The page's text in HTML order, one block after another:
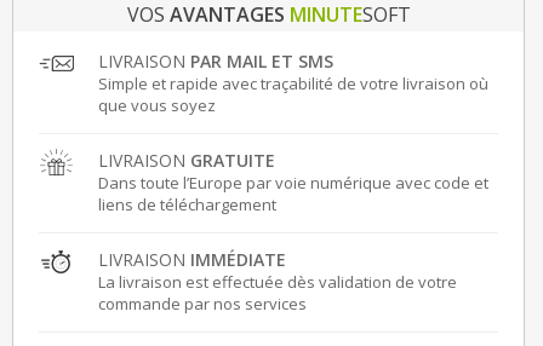
VOS AVANTAGES MINUTESOFT
LIVRAISON PAR MAIL ET SMS
Simple et rapide avec traçabilité de votre livraison où
que vous soyez
LIVRAISON GRATUITE
Dans toute l’Europe par voie numérique avec code et
liens de téléchargement
LIVRAISON IMMÉDIATE
La livraison est effectuée dès validation de votre
commande par nos services